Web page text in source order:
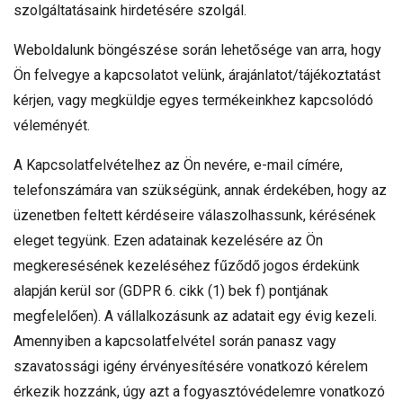
szolgáltatásaink hirdetésére szolgál.
Weboldalunk böngészése során lehetősége van arra, hogy
Ön felvegye a kapcsolatot velünk, árajánlatot/tájékoztatást
kérjen, vagy megküldje egyes termékeinkhez kapcsolódó
véleményét.
A Kapcsolatfelvételhez az Ön nevére, e-mail címére,
telefonszámára van szükségünk, annak érdekében, hogy az
üzenetben feltett kérdéseire válaszolhassunk, kérésének
eleget tegyünk. Ezen adatainak kezelésére az Ön
megkeresésének kezeléséhez fűződő jogos érdekünk
alapján kerül sor (GDPR 6. cikk (1) bek f) pontjának
megfelelően). A vállalkozásunk az adatait egy évig kezeli.
Amennyiben a kapcsolatfelvétel során panasz vagy
szavatossági igény érvényesítésére vonatkozó kérelem
érkezik hozzánk, úgy azt a fogyasztóvédelemre vonatkozó